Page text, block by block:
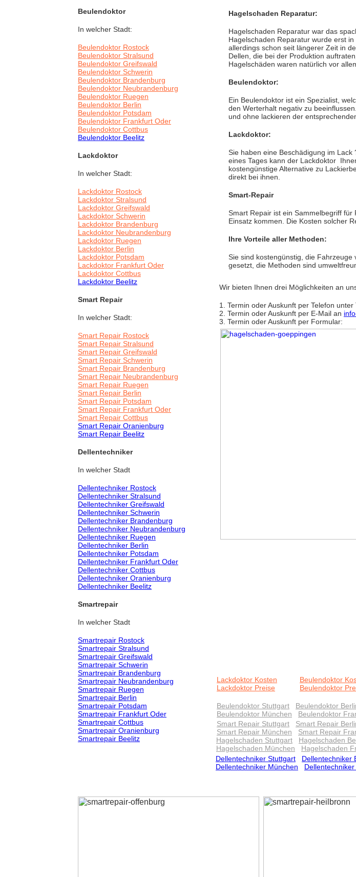
Beulendoktor
In welcher Stadt:
Beulendoktor Rostock
Beulendoktor Stralsund
Beulendoktor Greifswald
Beulendoktor Schwerin
Beulendoktor Brandenburg
Beulendoktor Neubrandenburg
Beulendoktor Ruegen
Beulendoktor Berlin
Beulendoktor Potsdam
Beulendoktor Frankfurt Oder
Beulendoktor Cottbus
Beulendoktor Beelitz
Lackdoktor
In welcher Stadt:
Lackdoktor Rostock
Lackdoktor Stralsund
Lackdoktor Greifswald
Lackdoktor Schwerin
Lackdoktor Brandenburg
Lackdoktor Neubrandenburg
Lackdoktor Ruegen
Lackdoktor Berlin
Lackdoktor Potsdam
Lackdoktor Frankfurt Oder
Lackdoktor Cottbus
Lackdoktor Beelitz
Smart Repair
In welcher Stadt:
Smart Repair Rostock
Smart Repair Stralsund
Smart Repair Greifswald
Smart Repair Schwerin
Smart Repair Brandenburg
Smart Repair Neubrandenburg
Smart Repair Ruegen
Smart Repair Berlin
Smart Repair Potsdam
Smart Repair Frankfurt Oder
Smart Repair Cottbus
Smart Repair Oranienburg
Smart Repair Beelitz
Dellentechniker
In welcher Stadt
Dellentechniker Rostock
Dellentechniker Stralsund
Dellentechniker Greifswald
Dellentechniker Schwerin
Dellentechniker Brandenburg
Dellentechniker Neubrandenburg
Dellentechniker Ruegen
Dellentechniker Berlin
Dellentechniker Potsdam
Dellentechniker Frankfurt Oder
Dellentechniker Cottbus
Dellentechniker Oranienburg
Dellentechniker Beelitz
Smartrepair
In welcher Stadt
Smartrepair Rostock
Smartrepair Stralsund
Smartrepair Greifswald
Smartrepair Schwerin
Smartrepair Brandenburg
Smartrepair Neubrandenburg
Smartrepair Ruegen
Smartrepair Berlin
Smartrepair Potsdam
Smartrepair Frankfurt Oder
Smartrepair Cottbus
Smartrepair Oranienburg
Smartrepair Beelitz
Hagelschaden Reparatur:
Hagelschaden Reparatur war das
Hagelschaden Reparatur wurde erst
allerdings schon seit längerer Zeit in
Dellen, die bei der Produktion
Hagelschäden waren natürlich vor
Beulendoktor:
Ein Beulendoktor ist ein Spezialist,
den Werterhalt negativ zu
und ohne lackieren der
Lackdoktor:
Sie haben eine Beschädigung im
eines Tages kann der Lackdoktor
kostengünstige Alternative zu
direkt bei ihnen.
Smart-Repair
Smart Repair ist ein Sammelbegriff
Einsatz kommen. Die Kosten solcher
Ihre Vorteile aller Methoden:
Sie sind kostengünstig, die
gesetzt, die Methoden sind
Wir bieten Ihnen drei Möglichkeiten an
1. Termin oder Auskunft per Telefon
2. Termin oder Auskunft per E-Mail an
3. Termin oder Auskunft per Formular:
Lackdoktor Kosten
Lackdoktor Preise
Beulendoktor
Beulendoktor
Beulendoktor Stuttgart Beulendoktor
Beulendoktor München
Beulendoktor
Smart Repair Stuttgart
Smart Repair
Smart Repair München
Smart Repair
Hagelschaden Stuttgart
Hagelschaden
Hagelschaden München
Hagelschaden
Dellentechniker Stuttgart
Dellentechniker
Dellentechniker München